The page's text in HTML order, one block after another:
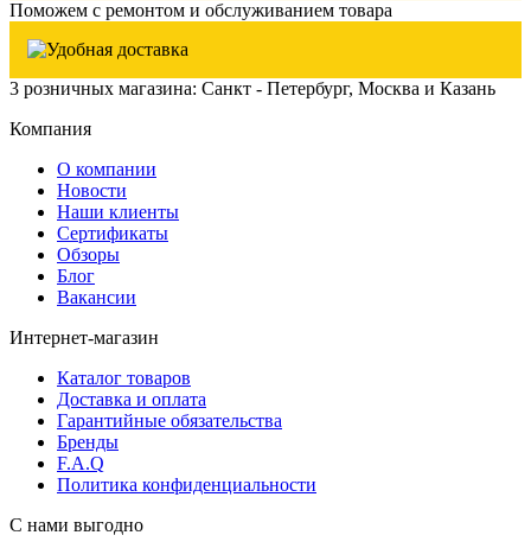
Поможем с ремонтом и обслуживанием товара
3 розничных магазина: Санкт - Петербург, Москва и Казань
Компания
О компании
Новости
Наши клиенты
Сертификаты
Обзоры
Блог
Вакансии
Интернет-магазин
Каталог товаров
Доставка и оплата
Гарантийные обязательства
Бренды
F.A.Q
Политика конфиденциальности
С нами выгодно